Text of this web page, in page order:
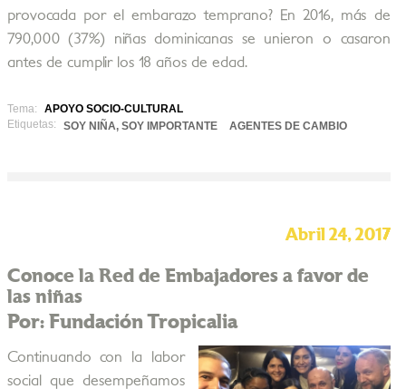
provocada por el embarazo temprano? En 2016, más de
790,000 (37%) niñas dominicanas se unieron o casaron
antes de cumplir los 18 años de edad.
Tema:
APOYO SOCIO-CULTURAL
Etiquetas:
SOY NIÑA, SOY IMPORTANTE AGENTES DE CAMBIO
Abril 24, 2017
Conoce la Red de Embajadores a favor de
las niñas
Por: Fundación Tropicalia
Continuando con la labor
social que desempeñamos